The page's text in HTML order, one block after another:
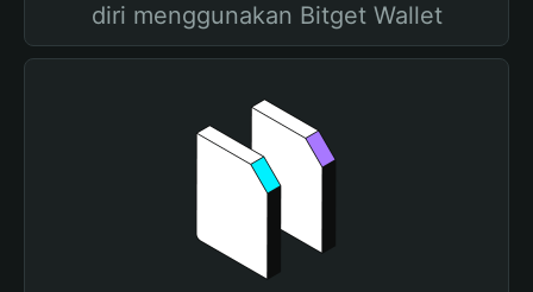
diri menggunakan Bitget Wallet